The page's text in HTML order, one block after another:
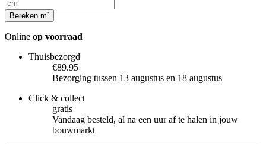
Bereken m³
Online op voorraad
Thuisbezorgd
€89.95
Bezorging tussen 13 augustus en 18 augustus
Click & collect
gratis
Vandaag besteld, al na een uur af te halen in jouw
bouwmarkt